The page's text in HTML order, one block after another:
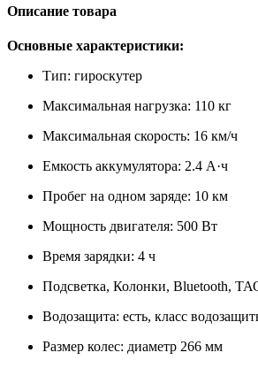
Описание товара
Основные характеристики:
Тип: гироскутер
Максимальная нагрузка: 110 кг
Максимальная скорость: 16 км/ч
Емкость аккумулятора: 2.4 А·ч
Пробег на одном заряде: 10 км
Мощность двигателя: 500 Вт
Время зарядки: 4 ч
Подсветка, Колонки, Bluetooth,
Водозащита: есть, класс
Размер колес: диаметр 266 мм